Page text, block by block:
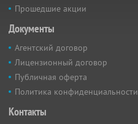
Прошедшие акции
Документы
Агентский договор
Лицензионный договор
Публичная оферта
Политика конфиденциальности
Контакты